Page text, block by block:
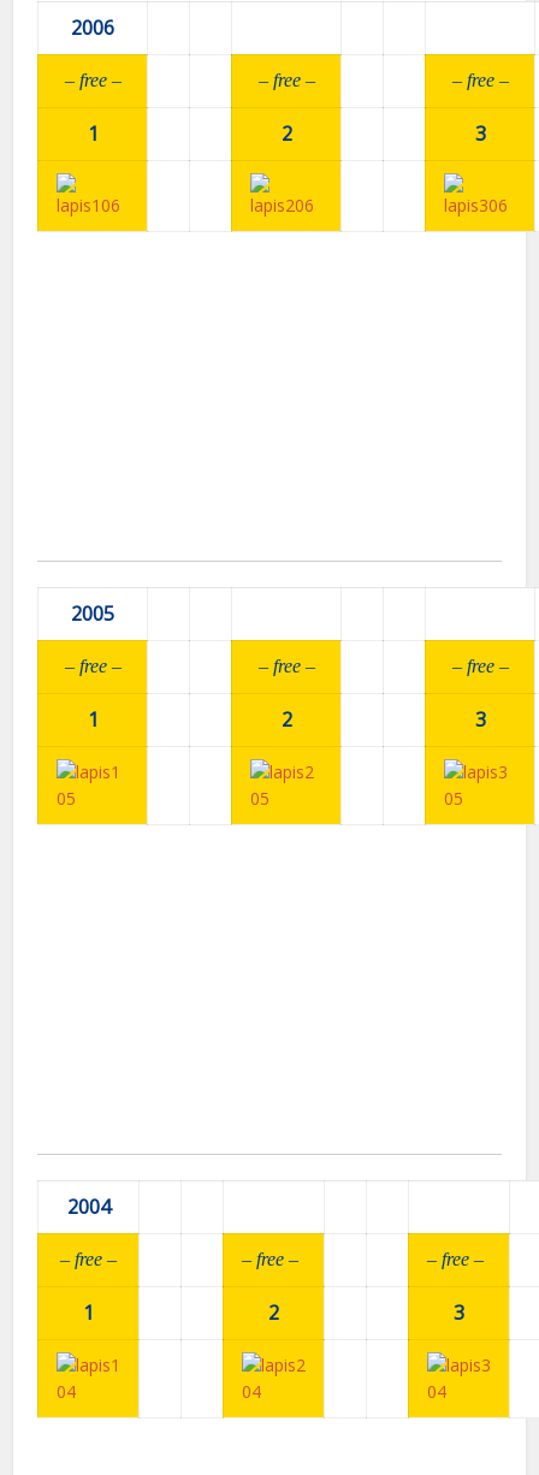
2006
– free – – free – – free –
1 2 3
2005
– free – – free – – free –
1 2 3
2004
– free – – free – – free –
1 2 3